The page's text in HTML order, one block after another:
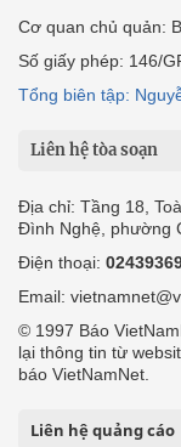
Cơ quan chủ quản:
Số giấy phép: 146/
Tổng biên tập:
Liên hệ tòa soạn
Địa chỉ: Tầng 18,
Đình Nghệ, phường
Điện thoại:
Email:
© 1997 Báo
lại thông tin từ
báo VietNamNet.
Liên hệ quảng cáo